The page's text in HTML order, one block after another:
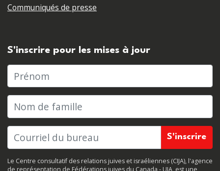
Communiqués de presse
S'inscrire pour les mises à jour
Prénom
Nom de famille
Le Centre consultatif des relations juives et israéliennes (CIJA), l'agence
de représentation de Fédérations juives du Canada - UIA, est une